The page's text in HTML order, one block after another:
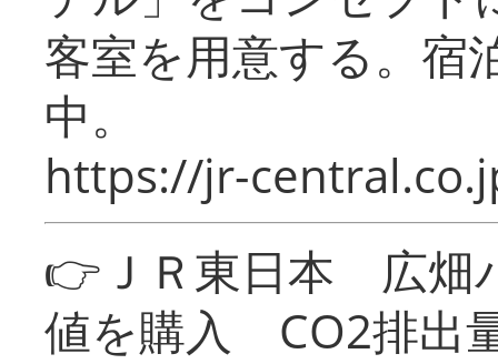
客室を用意する。宿
中。
https://jr-
👉ＪＲ東日本 広畑
値を購入 CO2排出